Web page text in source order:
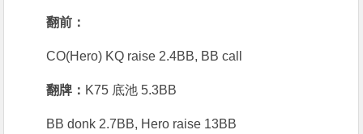
翻前：
CO(Hero) KQ raise 2.4BB, BB call
翻牌： K75 底池 5.3BB
BB donk 2.7BB, Hero raise 13BB